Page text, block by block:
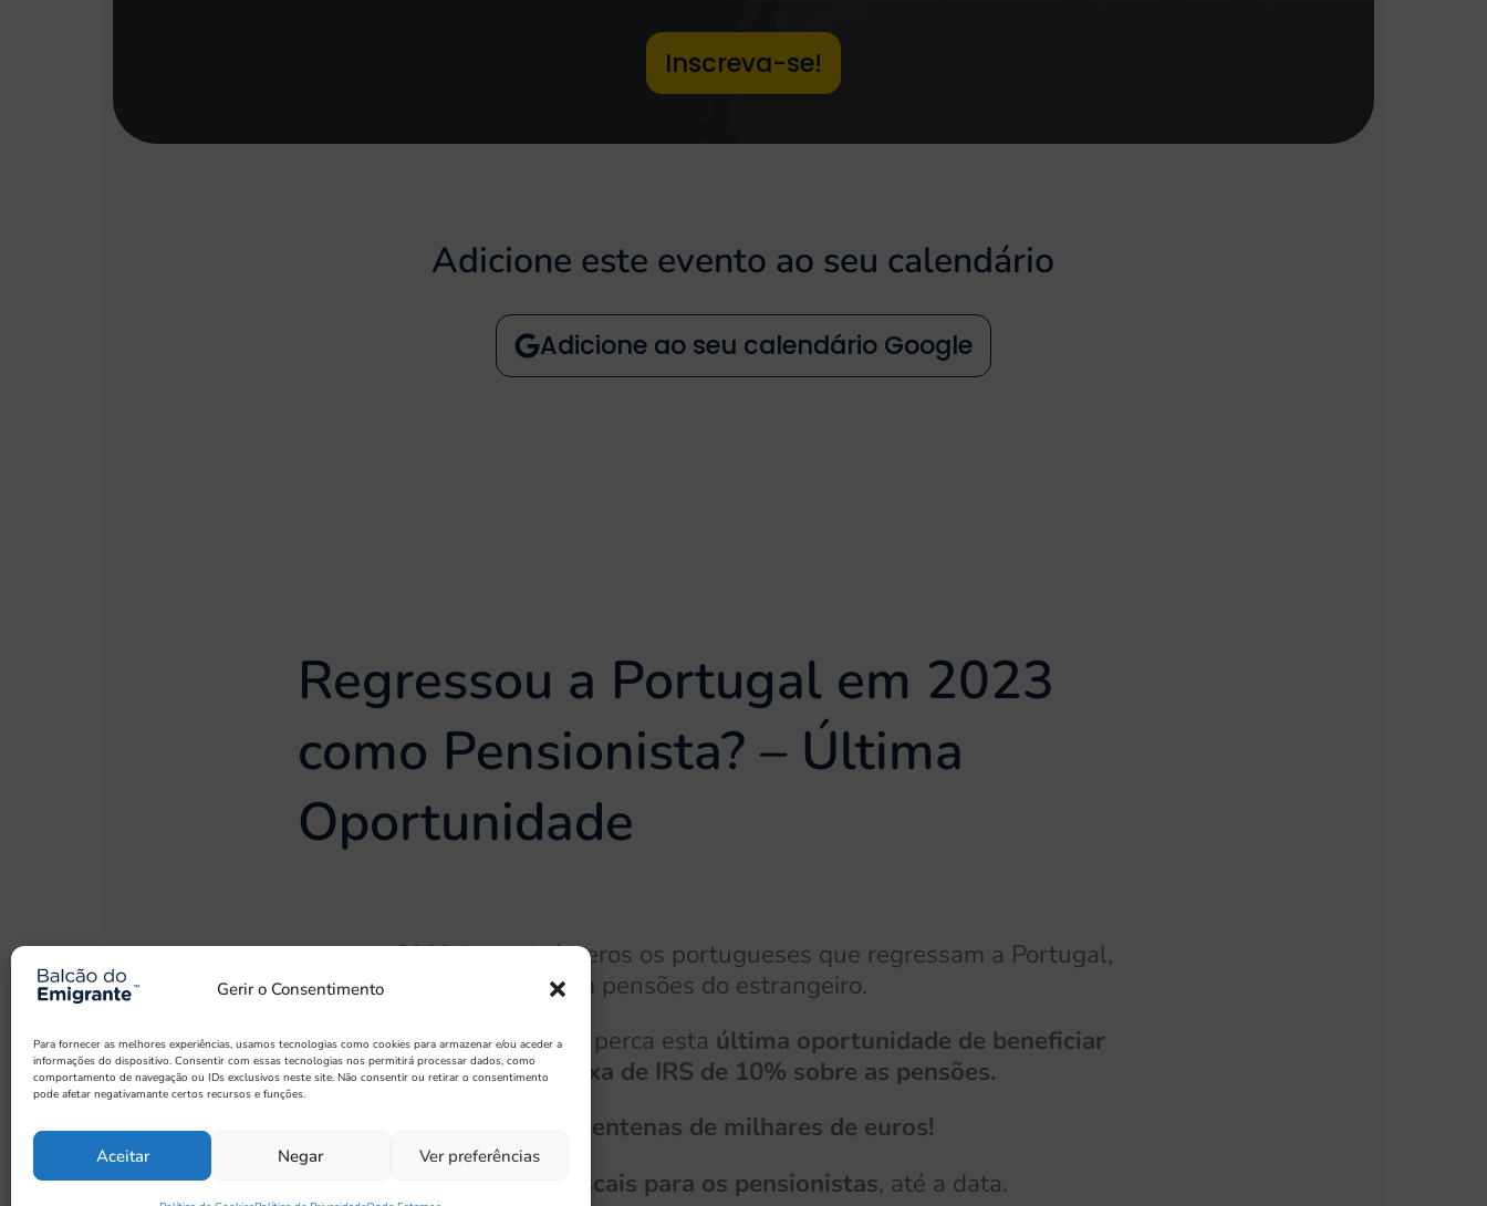
Gerir o Consentimento
Para fornecer as melhores experiências, usamos tecnologias como cookies para armazenar e/ou aceder a
informações do dispositivo. Consentir com essas tecnologias nos permitirá processar dados, como
comportamento de navegação ou IDs exclusivos neste site. Não consentir ou retirar o consentimento
pode afetar negativamante certos recursos e funções.
Aceitar Negar Ver preferências
Inscreva-se!
Adicione este evento ao seu calendário
Adicione ao seu calendário Google
Regressou a Portugal em 2023
como Pensionista? – Última
Oportunidade
No ano 2023 foram inúmeros os portugueses que regressam a Portugal,
muitos deles a receberem pensões do estrangeiro.
Se este é o seu caso, não perca esta última oportunidade de beneficiar
durante 10 anos, uma taxa de IRS de 10% sobre as pensões.
centenas de milhares de euros!
É o fim dos beneficios fiscais para os pensionistas, até a data.